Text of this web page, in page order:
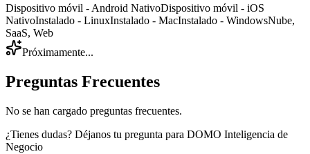
Dispositivo móvil - Android NativoDispositivo móvil - iOS
NativoInstalado - LinuxInstalado - MacInstalado - WindowsNube,
SaaS, Web
Próximamente...
Preguntas Frecuentes
No se han cargado preguntas frecuentes.
¿Tienes dudas? Déjanos tu pregunta para DOMO Inteligencia de
Negocio